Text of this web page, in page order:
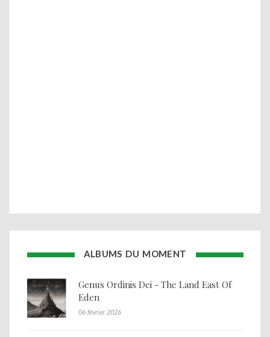
ALBUMS DU MOMENT
Genus Ordinis Dei - The Land East Of
Eden
06 février 2026